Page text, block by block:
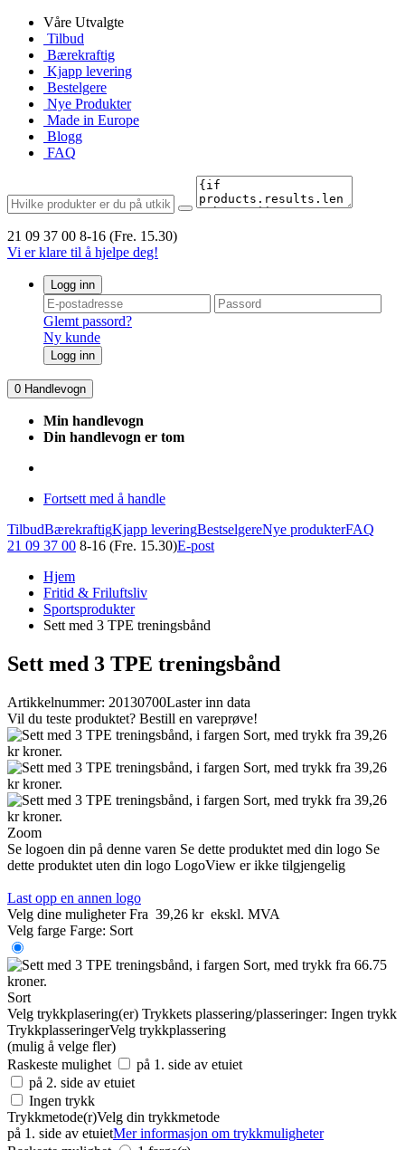
Våre Utvalgte
Tilbud
Bærekraftig
Kjapp levering
Bestelgere
Nye Produkter
Made in Europe
Blogg
FAQ
21 09 37 00 8-16 (Fre. 15.30)
Vi er klare til å hjelpe deg!
Logg inn
Glemt passord?
Ny kunde
Logg inn
0 Handlevogn
Min handlevogn
Din handlevogn er tom
Fortsett med å handle
TilbudBærekraftigKjapp leveringBestselgereNye produkterFAQ
21 09 37 00 8-16 (Fre. 15.30)E-post
Hjem
Fritid & Friluftsliv
Sportsprodukter
Sett med 3 TPE treningsbånd
Sett med 3 TPE treningsbånd
Artikkelnummer: 20130700Laster inn data
Vil du teste produktet? Bestill en vareprøve!
Zoom
Se logoen din på denne varen Se dette produktet med din logo Se
dette produktet uten din logo LogoView er ikke tilgjengelig
Last opp en annen logo
Velg dine muligheter Fra 39,26 kr ekskl. MVA
Velg farge Farge: Sort
Sort
Velg trykkplasering(er) Trykkets plassering/plasseringer: Ingen trykk
TrykkplasseringerVelg trykkplassering
(mulig å velge fler)
Raskeste mulighet
på 1. side av etuiet
på 2. side av etuiet
Ingen trykk
Trykkmetode(r)Velg din trykkmetode
på 1. side av etuietMer informasjon om trykkmuligheter